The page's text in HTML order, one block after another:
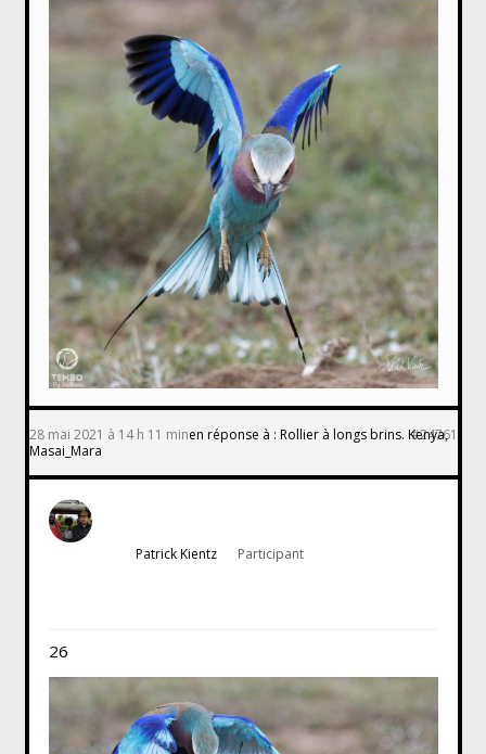
28 mai 2021 à 14 h 11 minen réponse à : Rollier à longs brins. Kenya,
Masai_Mara
#24761
Patrick Kientz Participant
26